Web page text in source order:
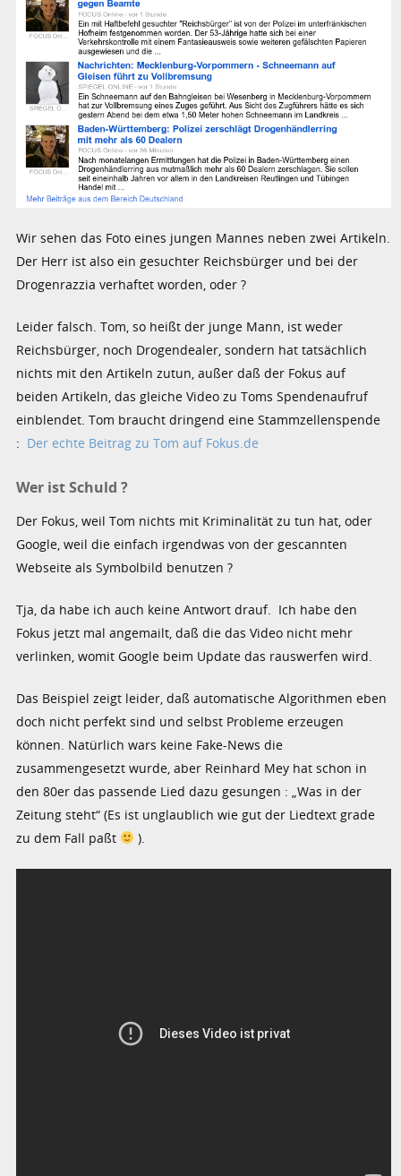
Wir sehen das Foto eines jungen Mannes neben zwei Artikeln.
Der Herr ist also ein gesuchter Reichsbürger und bei der
Drogenrazzia verhaftet worden, oder ?
Leider falsch. Tom, so heißt der junge Mann, ist weder
Reichsbürger, noch Drogendealer, sondern hat tatsächlich
nichts mit den Artikeln zutun, außer daß der Fokus auf
beiden Artikeln, das gleiche Video zu Toms Spendenaufruf
einblendet. Tom braucht dringend eine Stammzellenspende
: Der echte Beitrag zu Tom auf Fokus.de
Wer ist Schuld ?
Der Fokus, weil Tom nichts mit Kriminalität zu tun hat, oder
Google, weil die einfach irgendwas von der gescannten
Webseite als Symbolbild benutzen ?
Tja, da habe ich auch keine Antwort drauf. Ich habe den
Fokus jetzt mal angemailt, daß die das Video nicht mehr
verlinken, womit Google beim Update das rauswerfen wird.
Das Beispiel zeigt leider, daß automatische Algorithmen eben
doch nicht perfekt sind und selbst Probleme erzeugen
können. Natürlich wars keine Fake-News die
zusammengesetzt wurde, aber Reinhard Mey hat schon in
den 80er das passende Lied dazu gesungen : „Was in der
Zeitung steht“ (Es ist unglaublich wie gut der Liedtext grade
zu dem Fall paßt
).